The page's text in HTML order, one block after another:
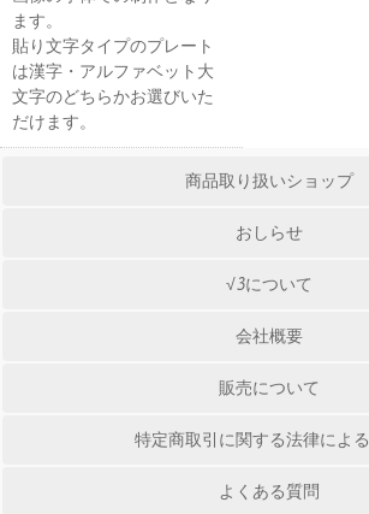
ます。
貼り文字タイプのプレート
は漢字・アルファベット大
文字のどちらかお選びいた
だけます。
商品取り扱いショップ
おしらせ
√3について
会社概要
販売について
特定商取引に関する法律によ
よくある質問